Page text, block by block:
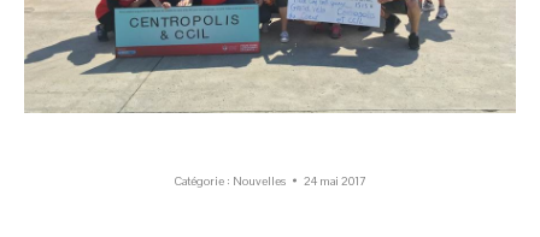
Catégorie : Nouvelles 24 mai 2017